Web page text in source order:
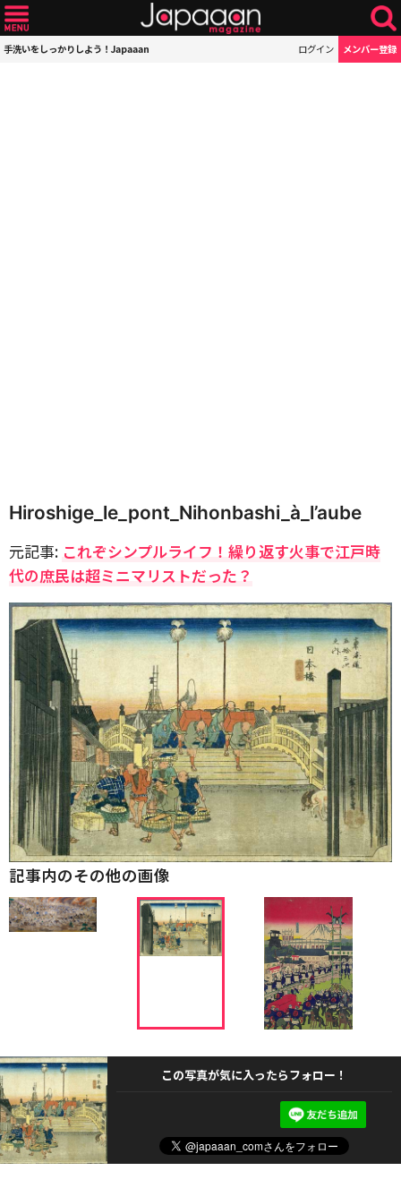
手洗いをしっかりしよう！Japaaan ログイン メンバー登録
Hiroshige_le_pont_Nihonbashi_à_l’aube
元記事: これぞシンプルライフ！繰り返す火事で江戸時
代の庶民は超ミニマリストだった？
記事内のその他の画像
この写真が気に入ったらフォロー！